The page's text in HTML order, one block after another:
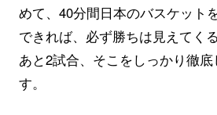
めて、40分間日本のバスケット
できれば、必ず勝ちは見えてく
あと2試合、そこをしっかり徹
す。